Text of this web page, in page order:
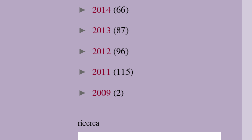
► 2014 (66)
► 2013 (87)
► 2012 (96)
► 2011 (115)
► 2009 (2)
ricerca